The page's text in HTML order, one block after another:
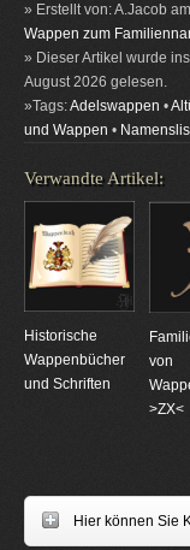
» Erstellt von: A.Jacob
Wappen zum
» Dieser Artikel wurde
August 2026 gelesen.
»Tags:Adelswappen •
und Wappen •
Verwandte Artikel:
Historische
Wappenbücher
und Schriften
von
>ZX<
Hier können Sie